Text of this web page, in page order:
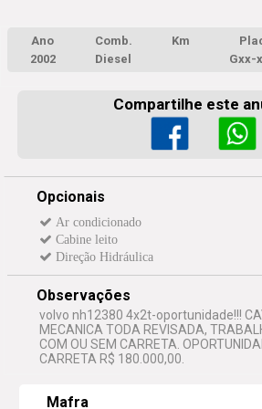
Ano
2002
Comb.
Diesel
Km
Gxx-
Compartilhe este
Opcionais
Ar condicionado
Cabine leito
Direção Hidráulica
Observações
volvo nh12380 4x2t-oportunidade!!!
MECANICA TODA REVISADA,
COM OU SEM CARRETA.
CARRETA R$ 180.000,00.
Mafra